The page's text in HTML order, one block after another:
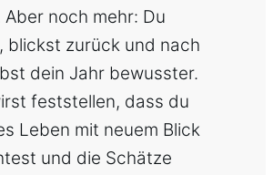
Aber noch mehr: Du
blickst zurück und nach
dein Jahr bewusster.
feststellen, dass du
Leben mit neuem Blick
und die Schätze